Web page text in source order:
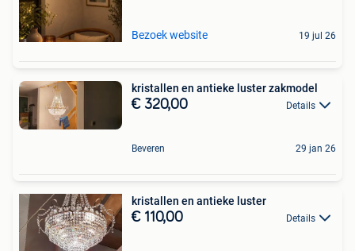
Bezoek website 19 jul 26
kristallen en antieke luster zakmodel
€ 320,00 Details
Beveren 29 jan 26
kristallen en antieke luster
€ 110,00 Details